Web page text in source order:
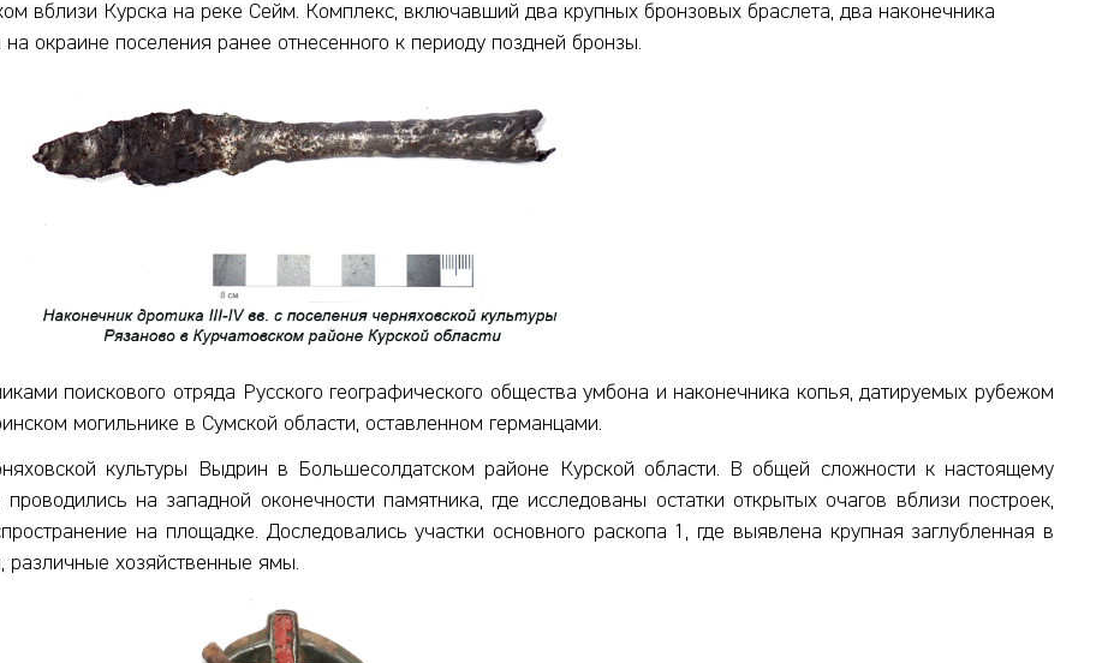
вблизи Курска на реке Сейм. Комплекс, включавший два крупных бронзовых браслета, два наконечника
окраине поселения ранее отнесенного к периоду поздней бронзы.
поискового отряда Русского географического общества умбона и наконечника копья, датируемых рубежом
могильнике в Сумской области, оставленном германцами.
культуры Выдрин в Большесолдатском районе Курской области. В общей сложности к настоящему
на западной оконечности памятника, где исследованы остатки открытых очагов вблизи построек,
на площадке. Доследовались участки основного раскопа 1, где выявлена крупная заглубленная в
различные хозяйственные ямы.